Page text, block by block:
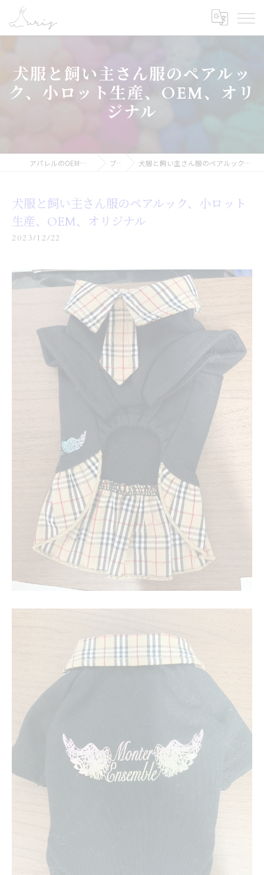
犬服と飼い主さん服のペアルッ
ク、小ロット生産、OEM、オリ
ジナル
アパレルのOEMなら合同会社オーリス ブログ 犬服と飼い主さん服のペアルック、小ロット生産、OEM、オリジナル
犬服と飼い主さん服のペアルック、小ロット
生産、OEM、オリジナル
2023/12/22